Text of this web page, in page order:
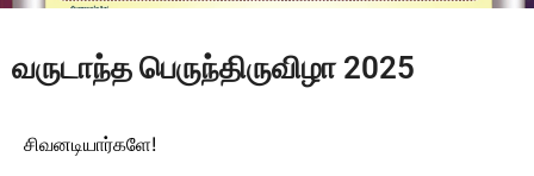
வருடாந்த பெருந்திருவிழா 2025
சிவனடியார்களே!